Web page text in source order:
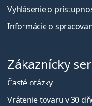
Vyhlásenie o
Informácie o
Zákaznícky
Časté otázky
Vrátenie tovaru v 30